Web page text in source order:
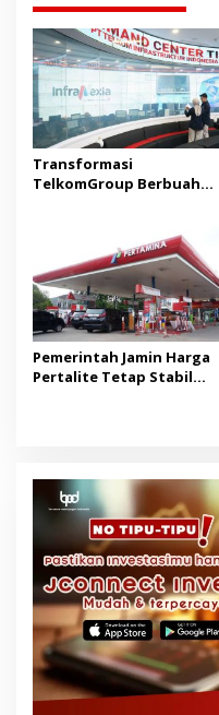
Transformasi
TelkomGroup Berbuah
Pemerintah Jamin Harga
Pertalite Tetap Stabil